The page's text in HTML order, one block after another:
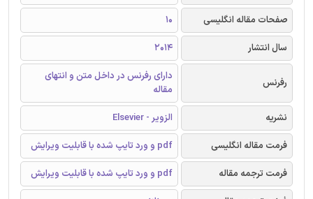
صفحات مقاله انگلیسی
10
سال انتشار
2014
رفرنس
دارای رفرنس در داخل متن و انتهای
مقاله
نشریه
الزویر - Elsevier
فرمت مقاله انگلیسی
pdf و ورد تایپ شده با قابلیت ویرایش
فرمت ترجمه مقاله
pdf و ورد تایپ شده با قابلیت ویرایش